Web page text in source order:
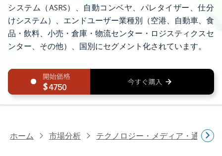
システム（ASRS）、自動コンベヤ、パレタイザー、仕分
けシステム）、エンドユーザー業種別（空港、自動車、食
品・飲料、小売・倉庫・物流センター・ロジスティクスセ
ンター、その他）、国別にセグメント化されています。
4750
ホーム 市場分析 テクノロジー・メディア・通信研